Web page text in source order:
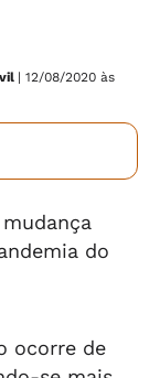
| 12/08/2020 às
do
ocorre de